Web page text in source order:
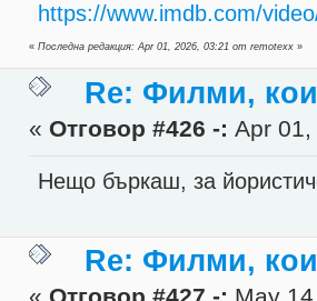
https://www.imdb.com/
«Последна редакция: Apr 01, 2026, 03:21 от remotexx »
Re: Филми,
« Отговор #426 -: Apr
Нещо бъркаш, за
Re: Филми,